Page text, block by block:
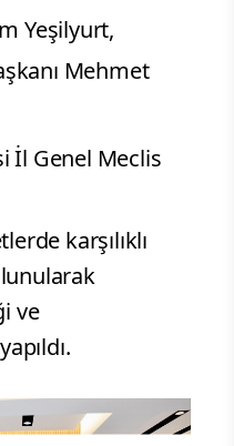
Yeşilyurt,
Mehmet
İl Genel Meclis
karşılıklı
ve